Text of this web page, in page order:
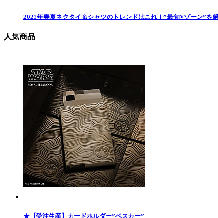
2023年春夏ネクタイ＆シャツのトレンドはこれ！”最旬Vゾーン”を
人気商品
★【受注生産】カードホルダー”ベスカー”